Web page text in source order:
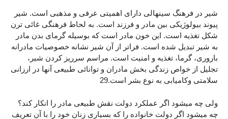
شیر در فرهنگ سینهالی دارای اهمیتی عرفی و مذهبی است. شیر
پیوند بیولوژیکی بین مادر و فرزند است. به لحاط فرهنگی غائی ترن
شکل تغذیه است. این خون مادر است که بوسیله گرمای بدن مادر
به شیر تبدیل شده است. فراتر از آن شیر نشانه خصوصیات مادرانه
باروری، گرما، تغذیه و امنیت است. مراسم سرریز کردن شیر،
تجلیل از خواص زندگی بخش مادران و توانائی طبیعی آنها در ارزانی
سلامتی وکامیابی به نوع بشر است.29
ولی چه میشود اگر عملکرد دولت نقش طبیعی مادر را انکار کند؟
چه میشود اگر دولت خانواده را که بسیاری زنان خود را با آن تعریف